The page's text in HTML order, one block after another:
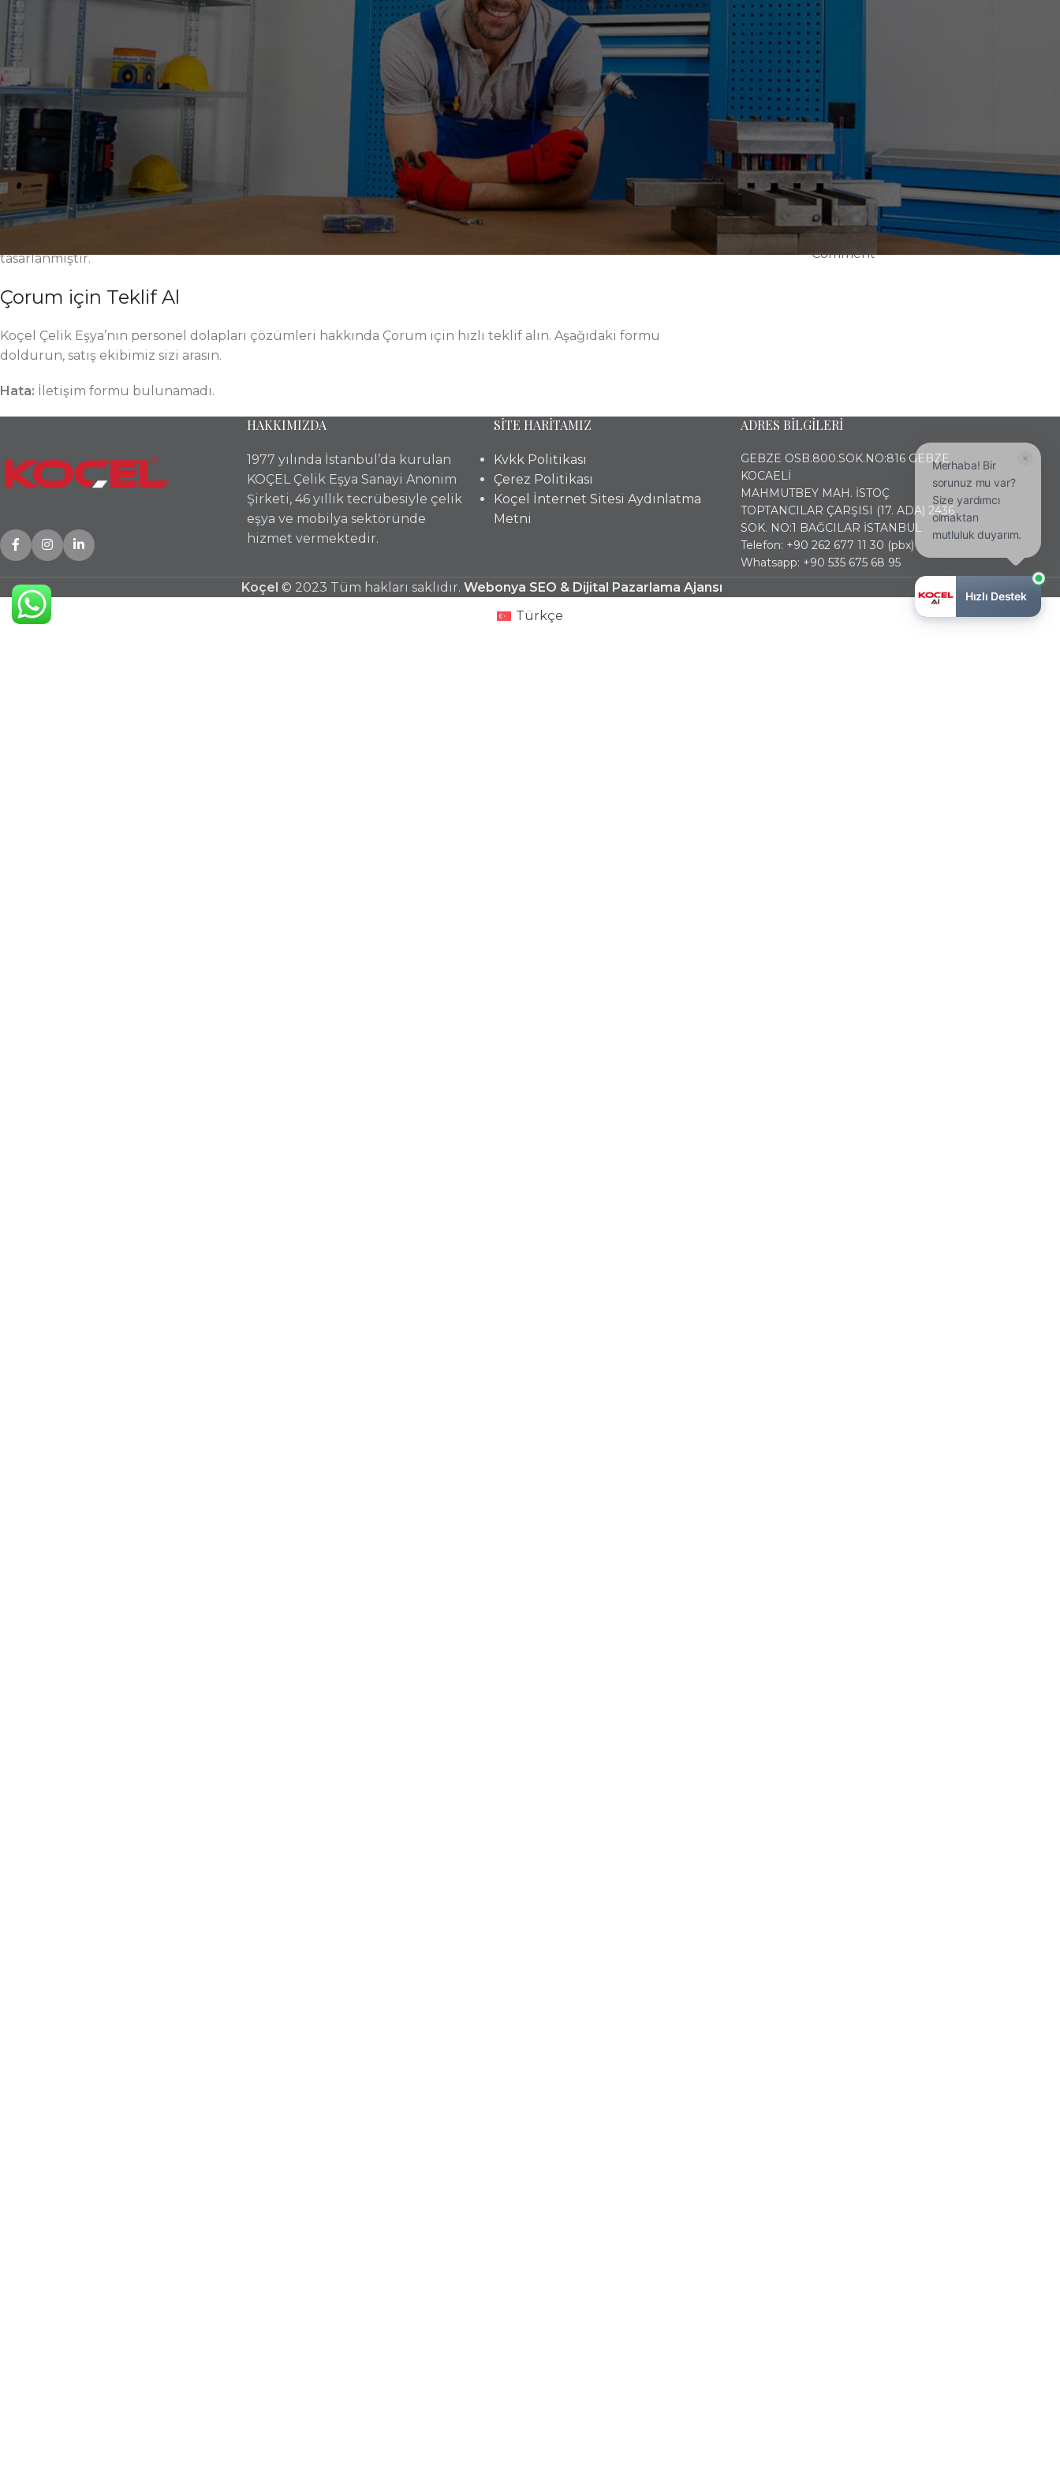
Elektrostatik toz boya yüzey, korozyona ve çizilmelere karşı üst düzey koruma sağlar. Modüler aksesuar
seçenekleri; farklı proses, hücre ve istasyonlara hızlı uyum imkânı verir. Güvenli kilit mekanizmaları ve
ergonomik tutamaklar, iş güvenliği standartlarını yükseltir. Ürün ailesi, bakım, montaj ve kalite kontrol gibi
kritik üretim adımlarında düzeni kalıcı kılar. Modern Çorum endüstrisinde beklentilere tam cevap veren bu
yapı, uzun vadeli toplam sahip olma maliyetini düşürür.
Çorum fabrikalarında personel dolapları ile hedef, düzenli depolama ve hızlı akıştır. Bu nedenle ürünlerimiz;
yüksek taşıma kapasitesi, sessiz ray sistemleri, ayarlanabilir raflar ve etiketlenebilir bölücüler gibi detaylarla
zenginleştirilmiştir. Montaj ve bakım işlemleri kolaydır, kısa sürede devreye alınır ve üretim planını kesintiye
uğratmaz. Sahadan gelen geri bildirimler, mühendislik ekibimizin sürekli iyileştirme döngüsüne veri sağlar.
Ölçülendirme, renk ve donanım alışkanlıklarınız için geniş bir opsiyon listesi sunarız. Sonuç olarak; çelik, metal,
endüstriyel, sanayi, atölye, üretim, 5S, verimlilik ve fabrika odaklı bakış açımızla, Personel Dolapları sayfalarında
gördüğünüz her seçenek Çorum sanayisi için performans, güvenlik ve sürdürülebilirlik denge noktası olarak
tasarlanmıştır.
Çorum için Teklif Al
Koçel Çelik Eşya’nın personel dolapları çözümleri hakkında Çorum için hızlı teklif alın. Aşağıdaki formu
doldurun, satış ekibimiz sizi arasın.
Hata: İletişim formu bulunamadı.
CEMAT WIN EURASIA
2019 FUARINADAYIZ.
28 Nisan 2023
Comment
BURSA METAL&SAÇ
İŞLEME
TEKNOLOJİLERİ VE
OTOMASYON
FUARINDAYIZ
28 Nisan 2023 1
Comment
HAKKIMIZDA
1977 yılında İstanbul’da kurulan
KOÇEL Çelik Eşya Sanayi Anonim
Şirketi, 46 yıllık tecrübesiyle çelik
eşya ve mobilya sektöründe
hizmet vermektedir.
SİTE HARİTAMIZ
Kvkk Politikası
Çerez Politikası
Koçel İnternet Sitesi Aydınlatma
Metni
ADRES BİLGİLERİ
GEBZE OSB.800.SOK.NO:816 GEBZE
KOCAELİ
MAHMUTBEY MAH. İSTOÇ
TOPTANCILAR ÇARŞISI (17. ADA) 2436
SOK. NO:1 BAĞCILAR İSTANBUL
Telefon: +90 262 677 11 30 (pbx)
Whatsapp: +90 535 675 68 95
Koçel © 2023 Tüm hakları saklıdır. Webonya SEO & Dijital Pazarlama Ajansı
Türkçe
Merhaba! Bir
sorunuz mu var?
Size yardımcı
olmaktan
mutluluk duyarım.
Hızlı Destek